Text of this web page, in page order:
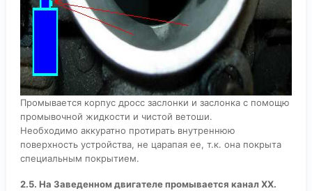
Промывается корпус дросс заслонки и заслонка с помощю
промывочной жидкости и чистой ветоши.
Необходимо аккуратно протирать внутреннюю
поверхность устройства, не царапая ее, т.к. она покрыта
специальным покрытием.
2.5. На Заведенном двигателе промывается канал ХХ.